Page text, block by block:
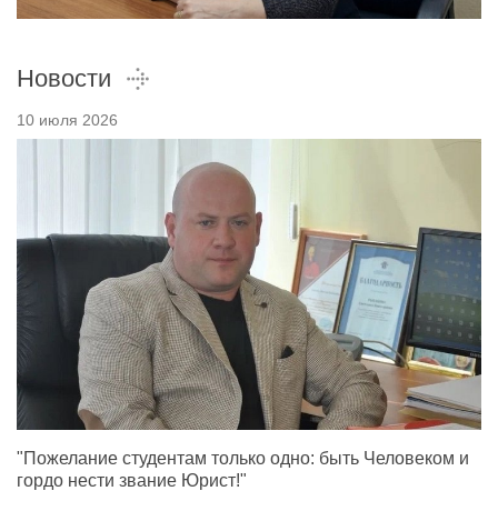
Новости
10 июля 2026
"Пожелание студентам только одно: быть Человеком и
гордо нести звание Юрист!"